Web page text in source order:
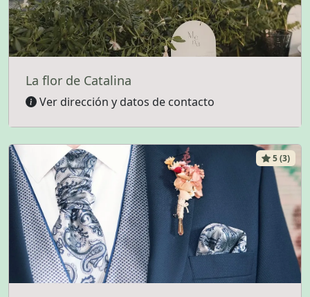
La flor de Catalina
Ver dirección y datos de contacto
5 (3)